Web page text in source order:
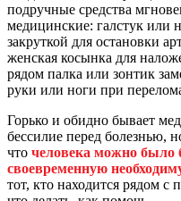
подручные средства
медицинские: галстук или
закруткой для остановки
женская косынка для
рядом палка или зонтик
руки или ноги при
Горько и обидно бывает
бессилие перед болезнью,
что человека можно было
своевременную
тот, кто находится рядом с